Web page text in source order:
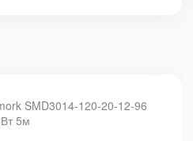
SMD3014-120-20-12-96
5м